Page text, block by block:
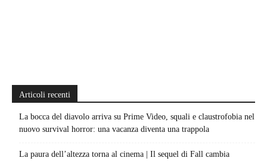
Articoli recenti
La bocca del diavolo arriva su Prime Video, squali e claustrofobia nel
nuovo survival horror: una vacanza diventa una trappola
La paura dell’altezza torna al cinema | Il sequel di Fall cambia